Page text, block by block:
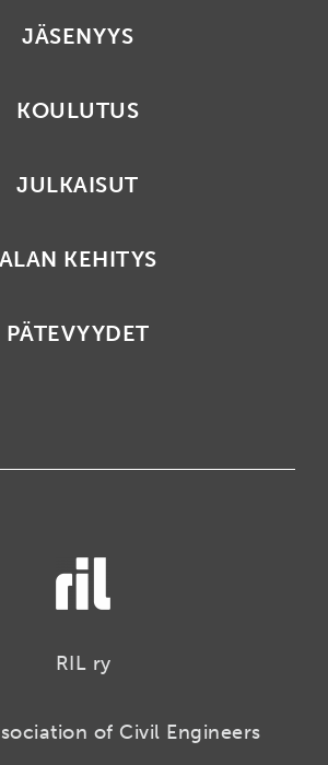
JÄSENYYS
KOULUTUS
JULKAISUT
ALAN KEHITYS
PÄTEVYYDET
RIL ry
of Civil Engineers